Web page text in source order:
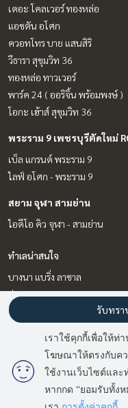
มี
เดอะ โคลเวอร์ ทองหล่อ
แอชตัน อโศก
ควอทโทร บาย แสนสิริ
วีธารา สุขุมวิท 36
ทองหล่อ ทาวเวอร์
พาร์ค 24 ( ออริจิ้น พร้อมพงษ์ )
โอกะ เฮ้าส์ สุขุมวิท 36
พระราม 9 เพชรบุรีตัดใหม่
เบ็ล แกรนด์ พระราม 9
ไลฟ์ อโศก - พระราม 9
สยาม จุฬา สามย่าน
ไอดีโอ คิว จุฬา - สามย่าน
ทำเลน่าสนใจ
บางนา แบริ่ง ลาซาล
อ่อนนุช อุดมสุข
พระราม 9 เพชรบุรีตัดใหม่ RCA
สุขุมวิท อโศก ทองหล่อ
สยาม จุฬา สามย่าน
เราใช้คุกกี้เพื่อให้ท่
โฆษณาให้ตรงกับคว
ใช้งานเว็บไซต์และ
หากกด “ยอมรับทั้ง
รับทรา